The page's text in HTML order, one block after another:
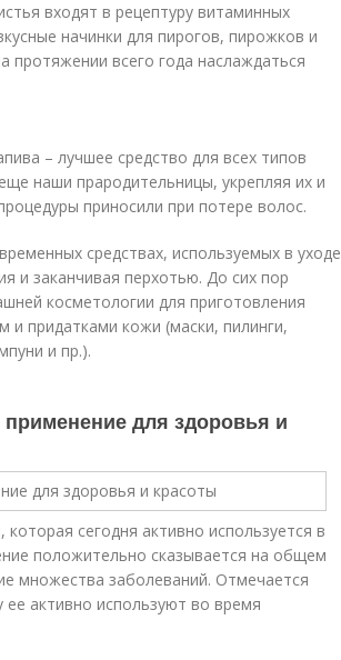
входят в рецептуру витаминных
начинки для пирогов, пирожков и
протяжении всего года наслаждаться
– лучшее средство для всех типов
наши прародительницы, укрепляя их и
приносили при потере волос.
средствах, используемых в уходе
и заканчивая перхотью. До сих пор
косметологии для приготовления
и придатками кожи (маски, пилинги,
и пр.).
для здоровья и
сегодня активно используется в
положительно сказывается на общем
множества заболеваний. Отмечается
активно используют во время